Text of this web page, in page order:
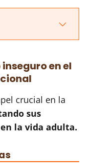
en el
crucial en la
sus
la vida adulta.